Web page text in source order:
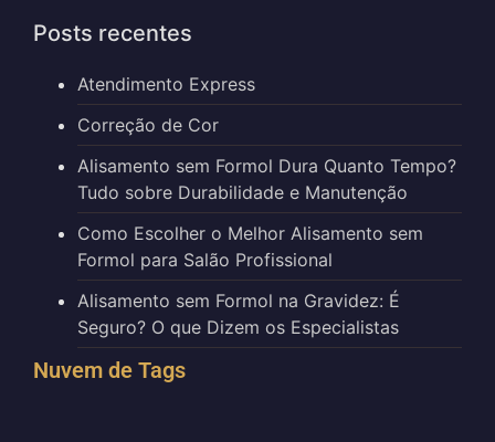
Posts recentes
Atendimento Express
Correção de Cor
Alisamento sem Formol Dura Quanto Tempo?
Tudo sobre Durabilidade e Manutenção
Como Escolher o Melhor Alisamento sem
Formol para Salão Profissional
Alisamento sem Formol na Gravidez: É
Seguro? O que Dizem os Especialistas
Nuvem de Tags